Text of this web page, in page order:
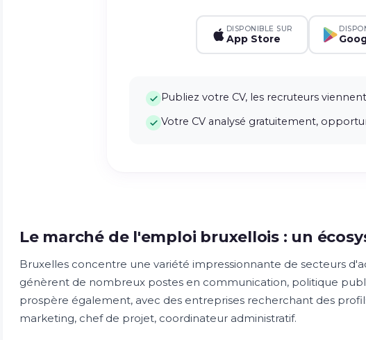
DISPONIBLE SUR
App Store
Publiez votre CV, les recruteurs
Votre CV analysé gratuitement,
Le marché de l'emploi bruxellois : un
Bruxelles concentre une variété impressionnante de secteurs
génèrent de nombreux postes en communication, politique
prospère également, avec des entreprises recherchant des
marketing, chef de projet, coordinateur administratif.